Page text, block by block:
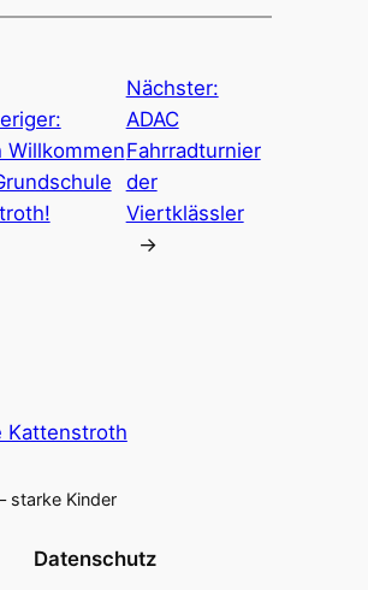
Willkommen
Nächster:
ADAC
Fahrradturnier
der
Viertklässler
→
Kattenstroth
starke Kinder
Datenschutz